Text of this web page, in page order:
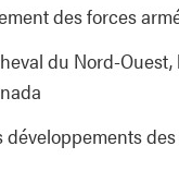
des forces
du Nord-
développements